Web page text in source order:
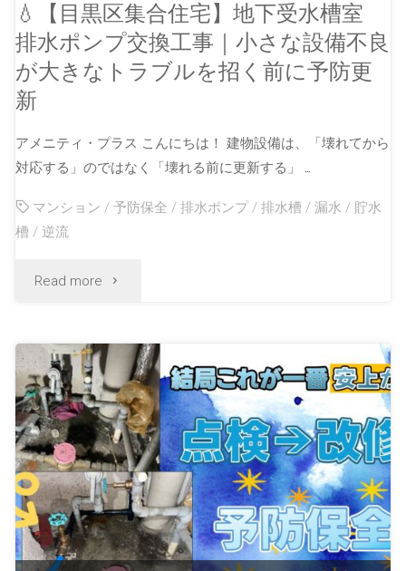
💧【目黒区集合住宅】地下受水槽室
排水ポンプ交換工事｜小さな設備不良
が大きなトラブルを招く前に予防更
新
アメニティ・プラス こんにちは！ 建物設備は、「壊れてから
対応する」のではなく「壊れる前に更新する」 …
マンション /予防保全 /排水ポンプ /排水槽 /漏水 / 貯水
槽 /逆流
Read more